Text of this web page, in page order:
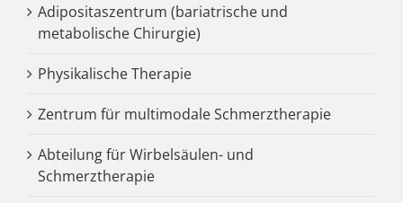
Adipositaszentrum (bariatrische und
metabolische Chirurgie)
Physikalische Therapie
Zentrum für multimodale Schmerztherapie
Abteilung für Wirbelsäulen- und
Schmerztherapie